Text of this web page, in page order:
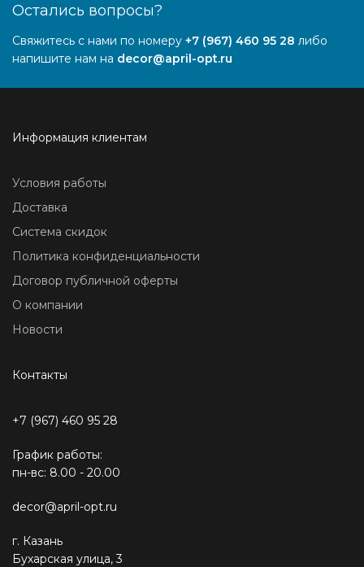
Остались вопросы?
Свяжитесь с нами по номеру +7 (967) 460 95 28 либо
напишите нам на decor@april-opt.ru
Информация клиентам
Условия работы
Доставка
Система скидок
Политика конфиденциальности
Договор публичной оферты
О компании
Новости
Контакты
+7 (967) 460 95 28
График работы:
пн-вс: 8.00 - 20.00
decor@april-opt.ru
г. Казань
Бухарская улица, 3